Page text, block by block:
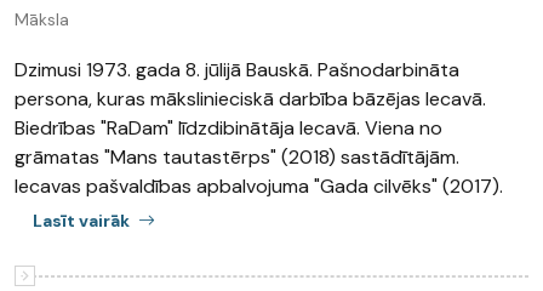
Māksla
Dzimusi 1973. gada 8. jūlijā Bauskā. Pašnodarbināta
persona, kuras mākslinieciskā darbība bāzējas Iecavā.
Biedrības "RaDam" līdzdibinātāja Iecavā. Viena no
grāmatas "Mans tautastērps" (2018) sastādītājām.
Iecavas pašvaldības apbalvojuma "Gada cilvēks" (2017).
Lasīt vairāk